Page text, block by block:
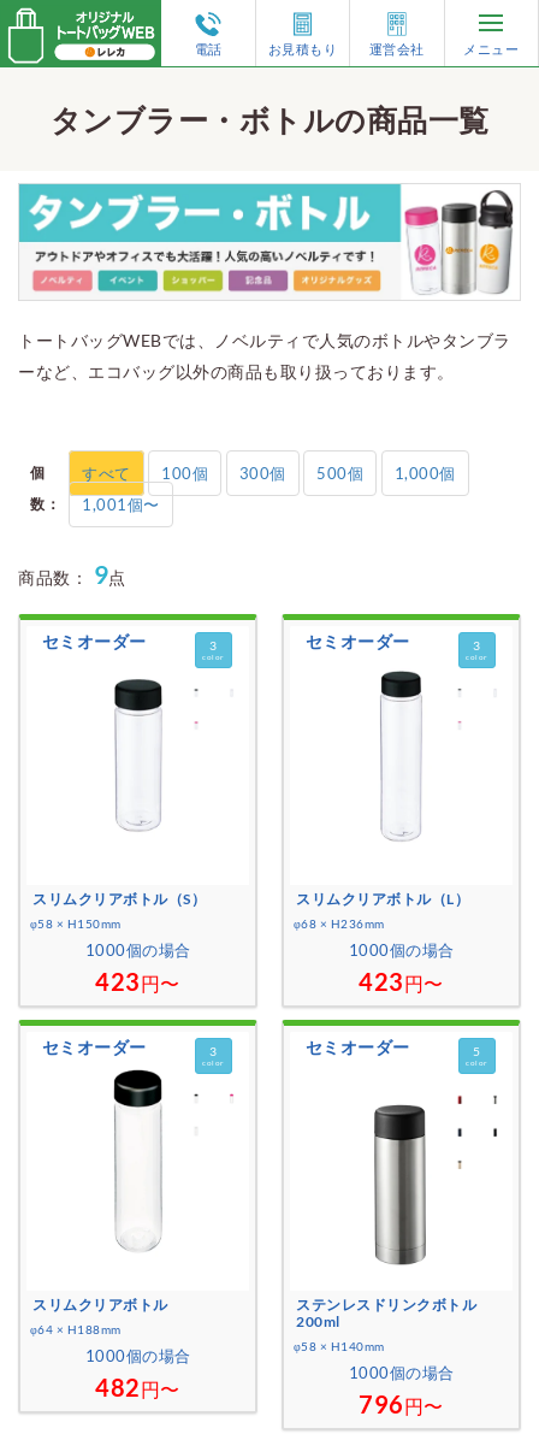
電話 お見積もり 運営会社 メニュー
再注文・増刷
人気の仕様から選ぶ
特集コンテンツ
お見積もり
タンブラー・ボトルの商品一覧
トートバッグWEBでは、ノベルティで人気のボトルやタンブラ
ーなど、エコバッグ以外の商品も取り扱っております。
個
数：
すべて 100個 300個 500個
1,000個
1,001個〜
商品数： 9点
セミオーダー 3
color
スリムクリアボトル（S）
φ58 × H150mm
1000個の場合
423円〜
セミオーダー 3
color
スリムクリアボトル（L）
φ68 × H236mm
1000個の場合
423円〜
セミオーダー 3
color
スリムクリアボトル
φ64 × H188mm
1000個の場合
482円〜
セミオーダー 5
color
ステンレスドリンクボトル
200ml
φ58 × H140mm
1000個の場合
796円〜